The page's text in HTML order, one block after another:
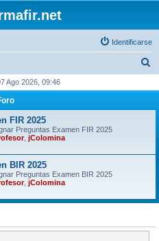
Identificarse
c
Ago 2026, 09:46
FIR 2025
Preguntas Examen FIR 2025
, jColomina
BIR 2025
Preguntas Examen BIR 2025
, jColomina